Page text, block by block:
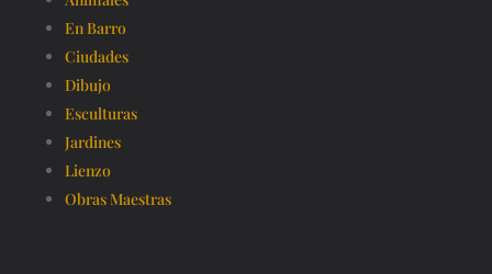
En Barro
Ciudades
Dibujo
Esculturas
Jardines
Lienzo
Obras Maestras